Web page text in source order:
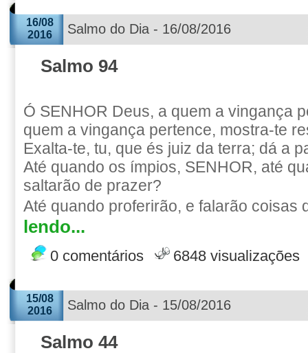
16/08
2016
Salmo do Dia - 16/08/2016
Salmo 94
Ó SENHOR Deus, a quem a vingança
quem a vingança pertence, mostra-te
Exalta-te, tu, que és juiz da terra; dá a
Até quando os ímpios, SENHOR, até
saltarão de prazer?
Até quando proferirão, e falarão coisas
lendo...
0 comentários 6848 visualizações
15/08
2016
Salmo do Dia - 15/08/2016
Salmo 44